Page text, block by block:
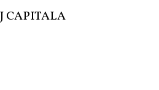
CAPITALA